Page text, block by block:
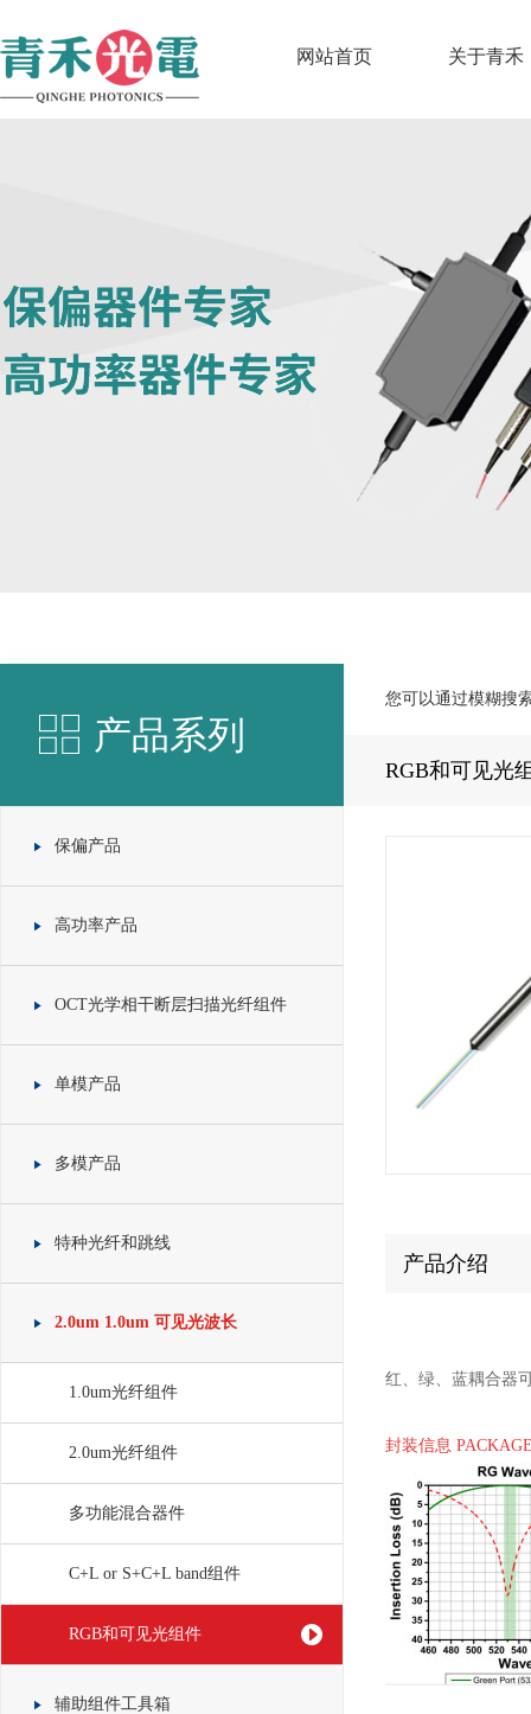
网站首页 关于青禾
产品系列
保偏产品
高功率产品
OCT光学相干断层扫描光纤组件
单模产品
多模产品
特种光纤和跳线
2.0um 1.0um 可见光波长
1.0um光纤组件
2.0um光纤组件
多功能混合器件
C+L or S+C+L band组件
RGB和可见光组件
辅助组件工具箱
您可以通过模糊搜
RGB和可见光
产品介绍
红、绿、蓝耦合器
封装信息